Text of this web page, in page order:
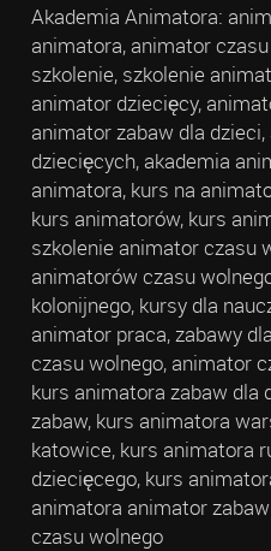
Akademia Animatora:
animatora, animator
szkolenie, szkolenie
animator dziecięcy,
animator zabaw dla
dziecięcych, akademia
animatora, kurs na
kurs animatorów, kurs
szkolenie animator czasu
animatorów czasu
kolonijnego, kursy dla
animator praca, zabawy
czasu wolnego, animator
kurs animatora zabaw dla
zabaw, kurs animatora
katowice, kurs animatora
dziecięcego, kurs
animatora animator
czasu wolnego